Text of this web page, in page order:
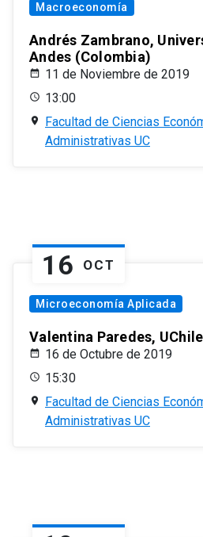
Macroeconomía
Andrés Zambrano,
Andes (Colombia)
11 de Noviembre de 2019
13:00
Facultad de Ciencias
Administrativas UC
16 OCT
Microeconomía Aplicada
Valentina Paredes,
16 de Octubre de 2019
15:30
Facultad de Ciencias
Administrativas UC